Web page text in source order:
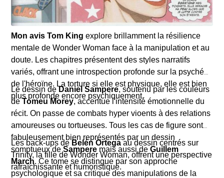
Mon avis Tom King explore brillamment la résilience
mentale de Wonder Woman face à la manipulation et au
doute. Les chapitres présentent des styles narratifs
variés, offrant une introspection profonde sur la psyché
de l'héroïne. La torture si elle est physique, elle est bien
plus profonde encore psychiquement.
Le dessin deDaniel Sampere, soutenu par les couleurs
deTomeu Morey, accentue l'intensité émotionnelle du
récit. On passe de combats hyper vioents à des relations
amoureuses ou tortueuses. Tous les cas de figure sont
fabuleusement bien représentés par un dessin
somptueux de Sampere mais aussi de Guillem
March. Ce tome se distingue par son approche
psychologique et sa critique des manipulations de la
Les back-ups deBelén Ortegaau dessin centrés sur
Trinity, la fille de Wonder Woman, offrent une perspective
rafraîchissante et humoristique.